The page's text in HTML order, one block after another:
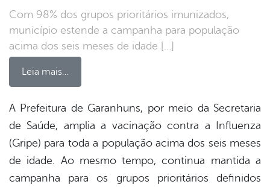
Com 98% dos grupos prioritários imunizados,
município estende a campanha para população
acima dos seis meses de idade […]
Leia mais…
A Prefeitura de Garanhuns, por meio da Secretaria
de Saúde, amplia a vacinação contra a Influenza
(Gripe) para toda a população acima dos seis meses
de idade. Ao mesmo tempo, continua mantida a
campanha para os grupos prioritários definidos